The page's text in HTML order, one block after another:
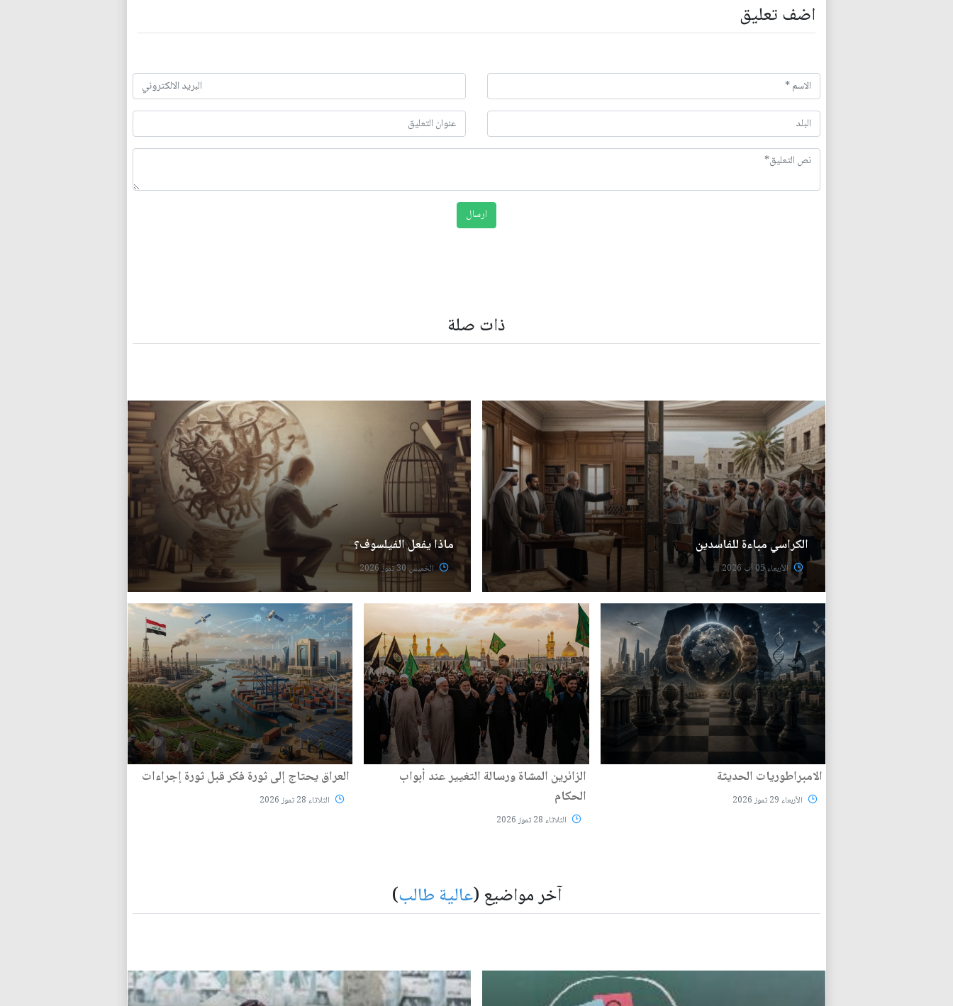
اضف تعليق
ذات صلة
الكراسي مباءة للفاسدين
الأربعاء 05 آب 2026
ماذا يفعل الفيلسوف؟
الخميس 30 تموز 2026
الامبراطوريات الحديثة
الأربعاء 29 تموز 2026
الزائرين المشاة ورسالة التغيير عند أبواب
الحكام
الثلاثاء 28 تموز 2026
العراق يحتاج إلى ثورة فكر قبل ثورة إجراءات
الثلاثاء 28 تموز 2026
آخر مواضيع (عالية طالب)